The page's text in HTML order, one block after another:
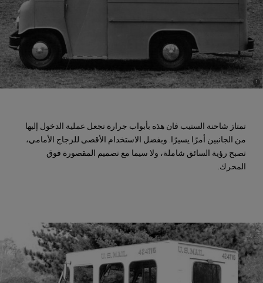
تمتاز شاحنة الستيب فان هذه بأبواب جرارة تجعل عملية الدخول إليها
من الجانبين أمرًا يسيرًا. وبفضل الاستخدام الأقصى للزجاج الأمامي،
تصبح رؤية السائق شاملة، ولا سيما مع تصميم المقصورة فوق
المحرك.
Disclosure
1